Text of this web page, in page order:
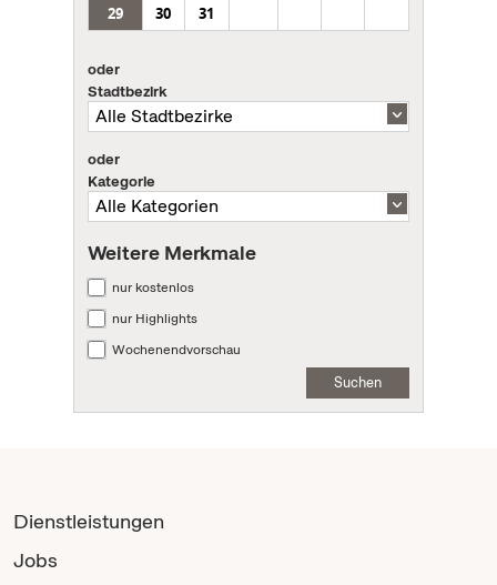
29
30 31
oder
Stadtbezirk
oder
Kategorie
Weitere Merkmale
nur kostenlos
nur Highlights
Wochenendvorschau
Suchen
Dienstleistungen
Jobs